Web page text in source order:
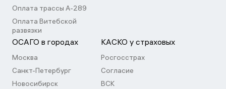
Оплата трассы А-289
Оплата Витебской
развязки
ОСАГО в городах
Москва
Санкт-Петербург
Новосибирск
КАСКО у страховых
Росгосстрах
Согласие
ВСК